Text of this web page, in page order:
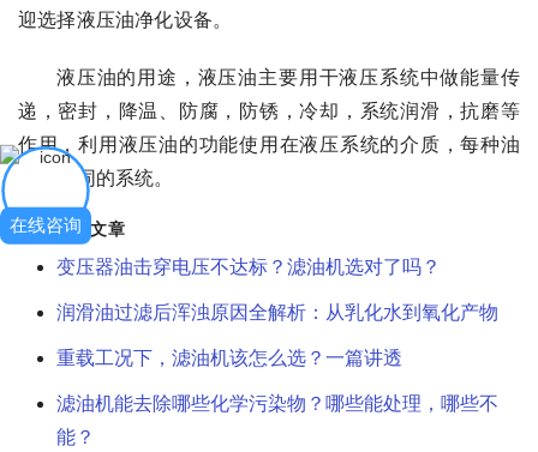
迎选择液压油净化设备。
液压油的用途，液压油主要用干液压系统中做能量传
递，密封，降温、防腐，防锈，冷却，系统润滑，抗磨等
作用，利用液压油的功能使用在液压系统的介质，每种油
用干不同的系统。
相关文章
变压器油击穿电压不达标？滤油机选对了吗？
润滑油过滤后浑浊原因全解析：从乳化水到氧化产物
重载工况下，滤油机该怎么选？一篇讲透
滤油机能去除哪些化学污染物？哪些能处理，哪些不
能？
在线咨询